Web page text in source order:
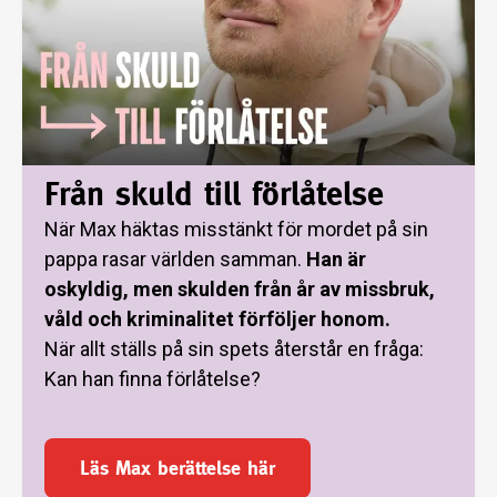
Från skuld till förlåtelse
När Max häktas misstänkt för mordet på sin
pappa rasar världen samman. Han är
oskyldig, men skulden från år av missbruk,
våld och kriminalitet förföljer honom.
När allt ställs på sin spets återstår en fråga:
Kan han finna förlåtelse?
Läs Max berättelse här